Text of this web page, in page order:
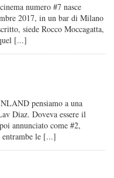
numero #7 nasce
2017, in un bar di Milano
siede Rocco Moccagatta,
[...]
pensiamo a una
Diaz. Doveva essere il
annunciato come #2,
entrambe le [...]